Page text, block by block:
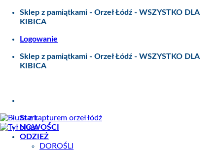
Skip
Sklep z pamiątkami - Orzeł Łódź - WSZYSTKO DLA
KIBICA
Logowanie
Sklep z pamiątkami - Orzeł Łódź - WSZYSTKO DLA
KIBICA
Start
NOWOŚCI
ODZIEŻ
DOROŚLI